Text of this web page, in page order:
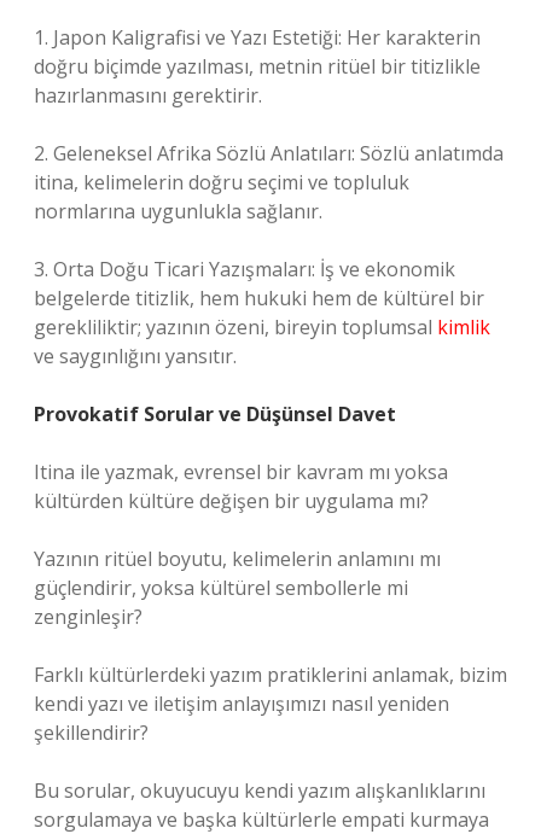
1. Japon Kaligrafisi ve Yazı Estetiği: Her karakterin
doğru biçimde yazılması, metnin ritüel bir titizlikle
hazırlanmasını gerektirir.
2. Geleneksel Afrika Sözlü Anlatıları: Sözlü anlatımda
itina, kelimelerin doğru seçimi ve topluluk
normlarına uygunlukla sağlanır.
3. Orta Doğu Ticari Yazışmaları: İş ve ekonomik
belgelerde titizlik, hem hukuki hem de kültürel bir
gerekliliktir; yazının özeni, bireyin toplumsal kimlik
ve saygınlığını yansıtır.
Provokatif Sorular ve Düşünsel Davet
Itina ile yazmak, evrensel bir kavram mı yoksa
kültürden kültüre değişen bir uygulama mı?
Yazının ritüel boyutu, kelimelerin anlamını mı
güçlendirir, yoksa kültürel sembollerle mi
zenginleşir?
Farklı kültürlerdeki yazım pratiklerini anlamak, bizim
kendi yazı ve iletişim anlayışımızı nasıl yeniden
şekillendirir?
Bu sorular, okuyucuyu kendi yazım alışkanlıklarını
sorgulamaya ve başka kültürlerle empati kurmaya